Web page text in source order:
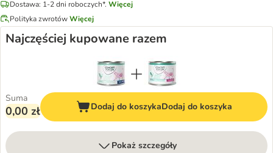
Dostawa: 1-2 dni roboczych*. Więcej
Polityka zwrotówWięcej
Najczęściej kupowane razem
Suma
0,00 zł Dodaj do koszykaDodaj do koszyka
Pokaż szczegóły